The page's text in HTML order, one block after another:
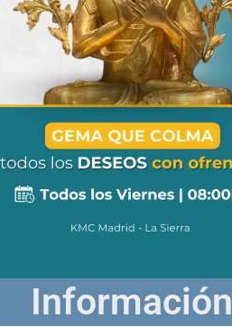
Información